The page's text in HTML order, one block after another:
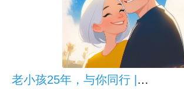
老小孩25年，与你同行 | 诚挚邀请，用你的作品讲述我们的故事